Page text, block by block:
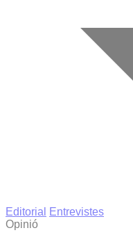
Editorial
Entrevistes
Opinió